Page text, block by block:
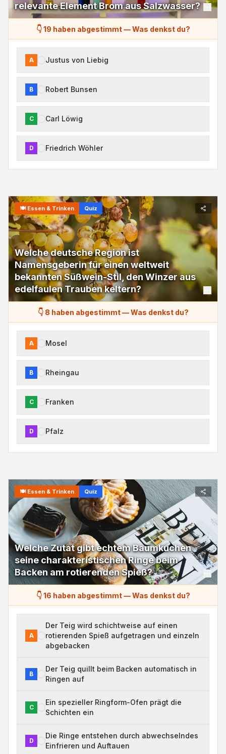
relevante Element Brom aus Salzwasser?
👇 19 haben abgestimmt—Was denkst du?
A Justus von Liebig
B Robert Bunsen
C Carl Löwig
D Friedrich Wöhler
🍽️ Essen & Trinken Quiz
Welche deutsche Region ist
Namensgeberin für einen weltweit
bekannten Süßwein-Stil, den Winzer aus
edelfaulen Trauben keltern?
👇 8 haben abgestimmt—Was denkst du?
A Mosel
B Rheingau
C Franken
D Pfalz
🍽️ Essen & Trinken Quiz
Welche Zutat gibt echtem Baumkuchen
seine charakteristischen Ringe beim
Backen am rotierenden Spieß?
👇 16 haben abgestimmt—Was denkst du?
A
Der Teig wird schichtweise auf einen
rotierenden Spieß aufgetragen und einzeln
abgebacken
B
Der Teig quillt beim Backen automatisch in
Ringen auf
C
Ein spezieller Ringform-Ofen prägt die
Schichten ein
D
Die Ringe entstehen durch abwechselndes
Einfrieren und Auftauen